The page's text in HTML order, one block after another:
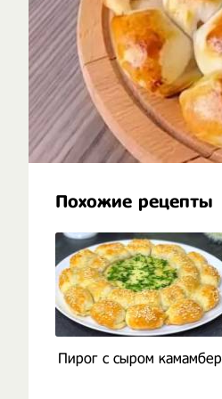
Похожие рецепты
Пирог с сыром камамбер